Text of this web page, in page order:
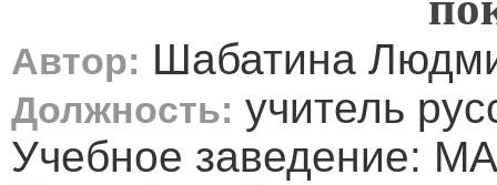
Автор: Шабатина
Должность: учитель
Учебное заведение: